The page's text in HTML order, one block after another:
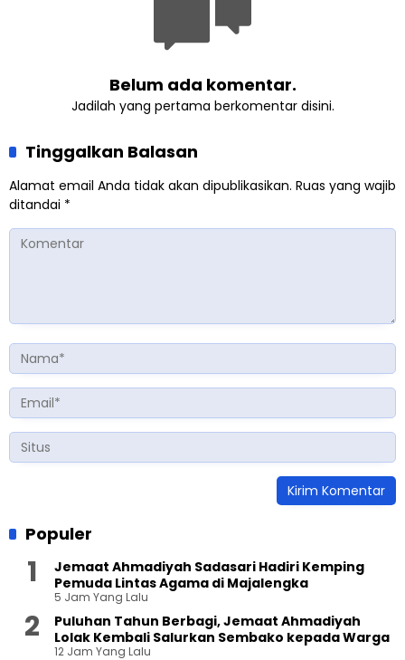
Belum ada komentar.
Jadilah yang pertama berkomentar disini.
Tinggalkan Balasan
Alamat email Anda tidak akan dipublikasikan. Ruas yang wajib
ditandai *
Populer
Jemaat Ahmadiyah Sadasari Hadiri Kemping
Pemuda Lintas Agama di Majalengka
5 Jam Yang Lalu
Puluhan Tahun Berbagi, Jemaat Ahmadiyah
Lolak Kembali Salurkan Sembako kepada Warga
12 Jam Yang Lalu